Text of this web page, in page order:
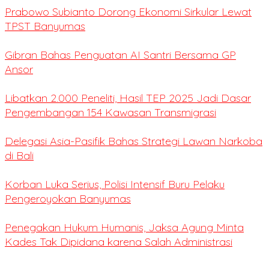
Prabowo Subianto Dorong Ekonomi Sirkular Lewat
TPST Banyumas
Gibran Bahas Penguatan AI Santri Bersama GP
Ansor
Libatkan 2.000 Peneliti, Hasil TEP 2025 Jadi Dasar
Pengembangan 154 Kawasan Transmigrasi
Delegasi Asia-Pasifik Bahas Strategi Lawan Narkoba
di Bali
Korban Luka Serius, Polisi Intensif Buru Pelaku
Pengeroyokan Banyumas
Penegakan Hukum Humanis, Jaksa Agung Minta
Kades Tak Dipidana karena Salah Administrasi